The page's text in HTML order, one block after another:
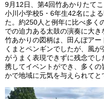
9月12日、第4回竹あかりたて
小川小学校5・6年生42名によ
た。約250人と例年に比べ多く
での迫力ある太鼓の演奏に大き
竹あかりの図柄は、田んぼア
くまとペンギンでしたが、風
がうまく表現できずに残念で
携してイベントができ、多く
かで地域に元気を与えられてと